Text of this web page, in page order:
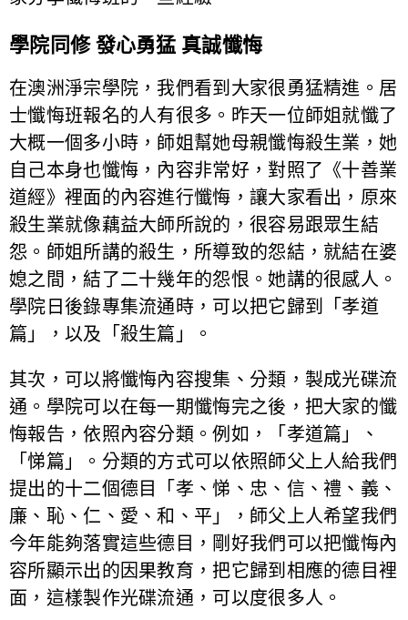
學院同修 發心勇猛 真誠懺悔
在澳洲淨宗學院，我們看到大家很勇猛精進。居
士懺悔班報名的人有很多。昨天一位師姐就懺了
大概一個多小時，師姐幫她母親懺悔殺生業，她
自己本身也懺悔，內容非常好，對照了《十善業
道經》裡面的內容進行懺悔，讓大家看出，原來
殺生業就像藕益大師所說的，很容易跟眾生結
怨。師姐所講的殺生，所導致的怨結，就結在婆
媳之間，結了二十幾年的怨恨。她講的很感人。
學院日後錄專集流通時，可以把它歸到「孝道
篇」，以及「殺生篇」。
其次，可以將懺悔內容搜集、分類，製成光碟流
通。學院可以在每一期懺悔完之後，把大家的懺
悔報告，依照內容分類。例如，「孝道篇」、
「悌篇」。分類的方式可以依照師父上人給我們
提出的十二個德目「孝、悌、忠、信、禮、義、
廉、恥、仁、愛、和、平」，師父上人希望我們
今年能夠落實這些德目，剛好我們可以把懺悔內
容所顯示出的因果教育，把它歸到相應的德目裡
面，這樣製作光碟流通，可以度很多人。